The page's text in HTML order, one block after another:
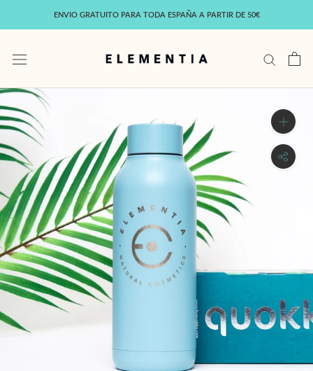
ENVIO GRATUITO PARA TODA ESPAÑA A PARTIR DE 50€